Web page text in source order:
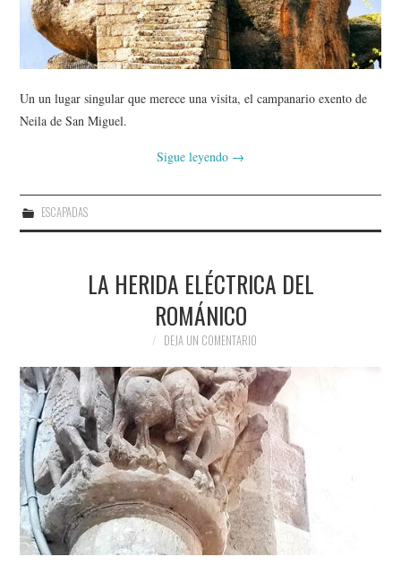
Un un lugar singular que merece una visita, el campanario exento de
Neila de San Miguel.
Sigue leyendo →
ESCAPADAS
LA HERIDA ELÉCTRICA DEL
ROMÁNICO
DEJA UN COMENTARIO